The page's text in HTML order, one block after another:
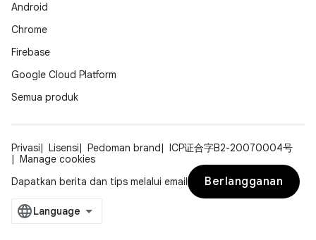
Android
Chrome
Firebase
Google Cloud Platform
Semua produk
Privasi Lisensi Pedoman brand
ICP证合字B2-20070004号
Manage cookies
Dapatkan berita dan tips melalui email
Berlangganan